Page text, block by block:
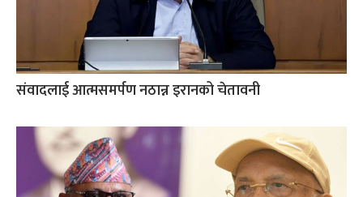
संवादलाई आत्मसमर्पण नठान्न इरानको चेतावनी